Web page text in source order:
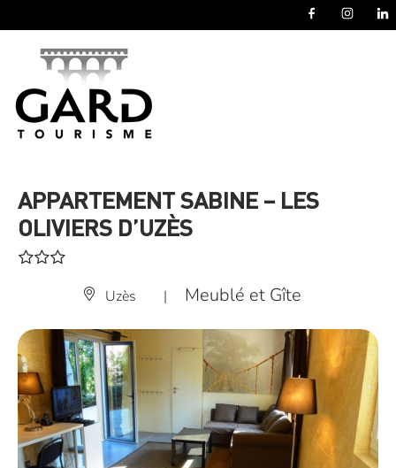
APPARTEMENT SABINE – LES
OLIVIERS D’UZÈS
Uzès | Meublé et Gîte